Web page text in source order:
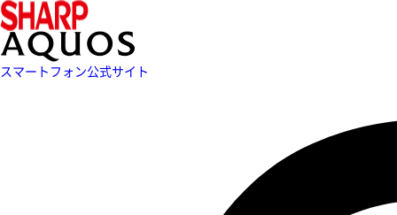
スマートフォン公式サイト